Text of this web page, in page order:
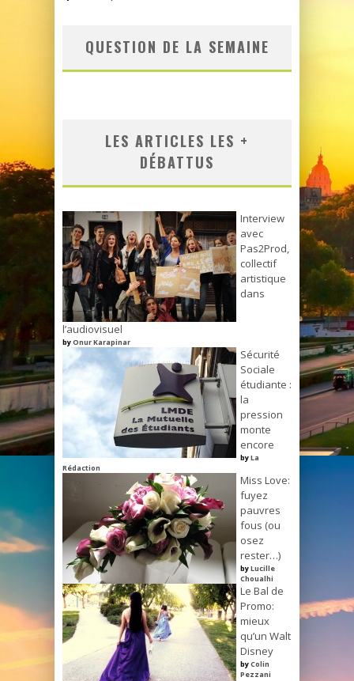
QUESTION DE LA SEMAINE
LES ARTICLES LES +
DÉBATTUS
Interview
avec
Pas2Prod,
collectif
artistique
dans
l’audiovisuel
byOnur Karapinar
Sécurité
Sociale
étudiante :
la
pression
monte
encore
byLa
Rédaction
Miss Love:
fuyez
pauvres
fous (ou
osez
rester…)
byLucille
Choualhi
Le Bal de
Promo:
mieux
qu’un Walt
Disney
byColin
Pezzani